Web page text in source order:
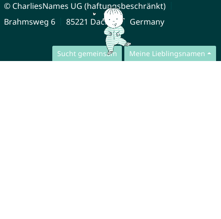
Sucht gemeinsam Meine Lieblingsnamen
© CharliesNames UG (haftungsbeschränkt)
Brahmsweg 6
85221 Dachau Germany